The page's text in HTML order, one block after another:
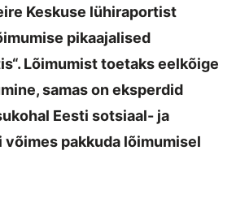
Keskuse lühiraportist
pikaajalised
Lõimumist toetaks eelkõige
samas on eksperdid
Eesti sotsiaal- ja
pakkuda lõimumisel